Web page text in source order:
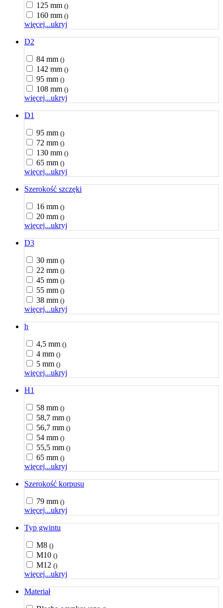
125 mm ()
160 mm ()
więcej...ukryj
D2
84 mm ()
142 mm ()
95 mm ()
108 mm ()
więcej...ukryj
D1
95 mm ()
72 mm ()
130 mm ()
65 mm ()
więcej...ukryj
Szerokość szczęki
16 mm ()
20 mm ()
więcej...ukryj
D3
30 mm ()
22 mm ()
45 mm ()
55 mm ()
38 mm ()
więcej...ukryj
h
4,5 mm ()
4 mm ()
5 mm ()
więcej...ukryj
H1
58 mm ()
58,7 mm ()
56,7 mm ()
54 mm ()
55,5 mm ()
65 mm ()
więcej...ukryj
Szerokość korpusu
79 mm ()
więcej...ukryj
Typ gwintu
M8 ()
M10 ()
M12 ()
więcej...ukryj
Materiał